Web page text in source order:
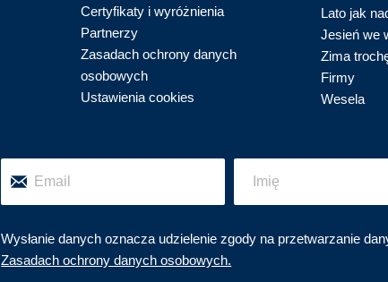
Certyfikaty i wyróżnienia
Partnerzy
Zasadach ochrony danych
osobowych
Ustawienia cookies
Lato jak
Jesień we
Zima
Firmy
Wesela
Wysłanie danych oznacza udzielenie zgody na przetwarzanie
Zasadach ochrony danych osobowych.